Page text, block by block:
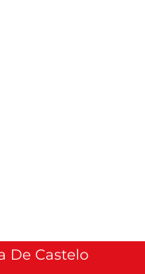
De Castelo